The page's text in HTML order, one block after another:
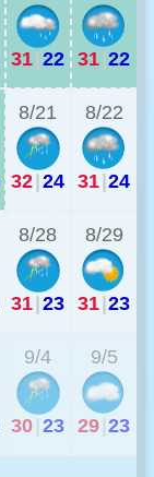
31|22 31|22
8/21
32|24
8/22
31|24
8/28
31|23
8/29
31|23
9/4
30 23
9/5
29 23